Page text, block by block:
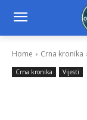
Home Crna kronika
Crna kronika Vijesti